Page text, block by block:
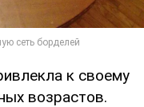
к своему
возрастов.